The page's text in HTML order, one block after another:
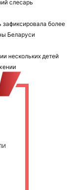
слесарь
более
Беларуси
нескольких детей